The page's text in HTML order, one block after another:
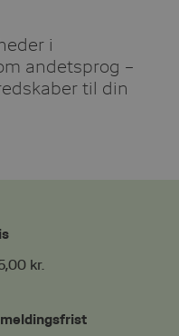
i
andetsprog –
til din
kr.